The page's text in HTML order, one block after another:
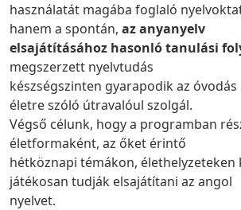
használatát magába foglaló
hanem a spontán, az anyanyelv
elsajátításához hasonló tanulási
megszerzett nyelvtudás
készségszinten gyarapodik az óvodás
életre szóló útravalóul szolgál.
Végső célunk, hogy a programban
életformaként, az őket érintő
hétköznapi témákon, élethelyzeteken
játékosan tudják elsajátítani az angol
nyelvet.